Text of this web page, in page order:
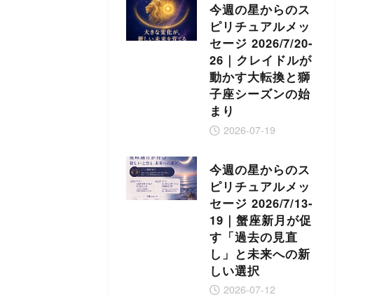
今週の星からのス
ピリチュアルメッ
セージ 2026/7/20-
26｜クレイドルが
動かす大転換と獅
子座シーズンの始
まり
2026-07-19
今週の星からのス
ピリチュアルメッ
セージ 2026/7/13-
19｜蟹座新月が促
す「過去の見直
し」と未来への新
しい選択
2026-07-12